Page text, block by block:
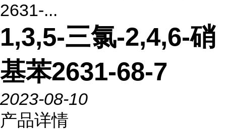
2631-...
1,3,5-三氯-2,4,6-硝
基苯2631-68-7
2023-08-10
产品详情